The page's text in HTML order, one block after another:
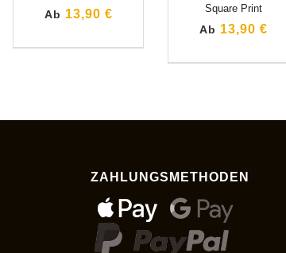
Ab 13,90 €
Square Print
Ab 13,90 €
ZAHLUNGSMETHODEN